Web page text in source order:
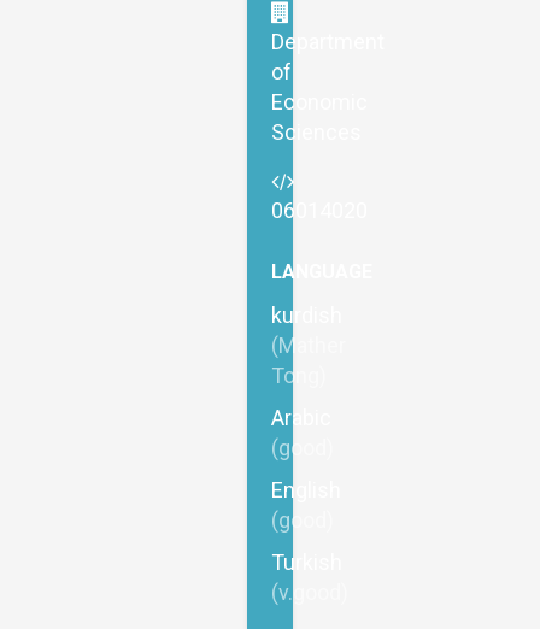
Department
of
Economic
Sciences
06014020
LANGUAGE
kurdish
(Mather
Tong)
Arabic
(good)
English
(good)
Turkish
(v.good)